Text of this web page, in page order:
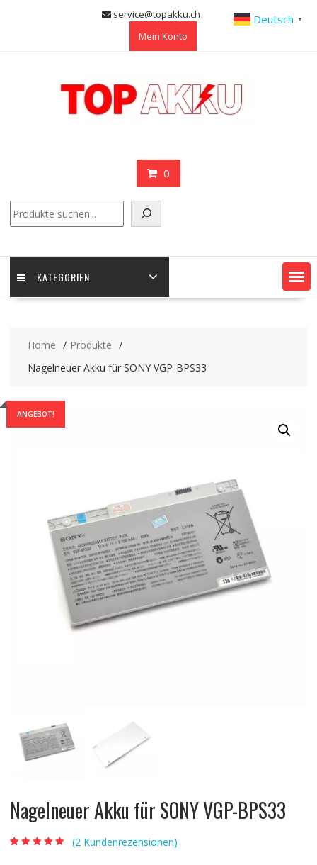
service@topakku.ch
Mein Konto
0
KATEGORIEN
Home
Produkte
Nagelneuer Akku für SONY VGP-BPS33
ANGEBOT!
Nagelneuer Akku für SONY VGP-BPS33
(2 Kundenrezensionen)
Deutsch ▼